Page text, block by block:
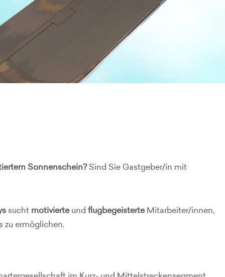
Sonnenschein?Sind Sie Gastgeber/in mit
sucht motivierteund flugbegeisterteMitarbeiter/innen,
zu ermöglichen.